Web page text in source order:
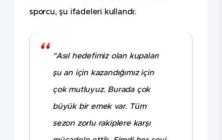
sporcu, şu ifadeleri kullandı:
"Asıl hedefimiz olan kupaları
şu an için kazandığımız için
çok mutluyuz. Burada çok
büyük bir emek var. Tüm
sezon zorlu rakiplere karşı